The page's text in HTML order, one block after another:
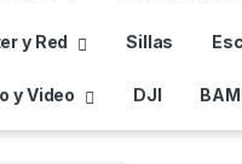
y Red Sillas
y Video DJI